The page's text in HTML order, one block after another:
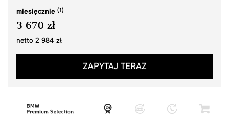
miesięcznie
3 670 zł
netto 2 984 zł
ZAPYTAJ TERAZ